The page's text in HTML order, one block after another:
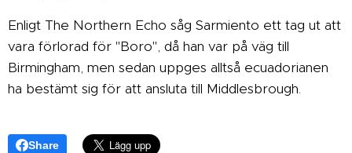
Enligt The Northern Echo såg Sarmiento ett tag ut att
vara förlorad för "Boro", då han var på väg till
Birmingham, men sedan uppges alltså ecuadorianen
ha bestämt sig för att ansluta till Middlesbrough.
Share